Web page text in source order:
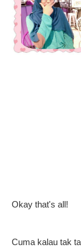
Okay that's all!
Cuma kalau tak